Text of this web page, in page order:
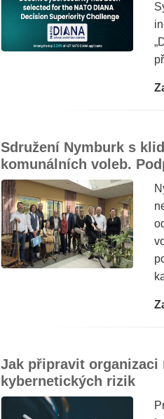
Sdružení Nymburk s
komunálních voleb.
Jak připravit organizaci
kybernetických rizik